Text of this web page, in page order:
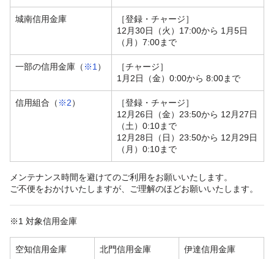
城南信用金庫
［登録・チャージ］
12月30日（火）17:00から 1月5日
（月）7:00まで
一部の信用金庫（ ※1 ）
［チャージ］
1月2日（金）0:00から 8:00まで
信用組合（ ※2）
［登録・チャージ］
12月26日（金）23:50から 12月27日
（土）0:10まで
12月28日（日）23:50から 12月29日
（月）0:10まで
メンテナンス時間を避けてのご利用をお願いいたします。
ご不便をおかけいたしますが、ご理解のほどお願いいたします。
※1 対象信用金庫
空知信用金庫 北門信用金庫 伊達信用金庫